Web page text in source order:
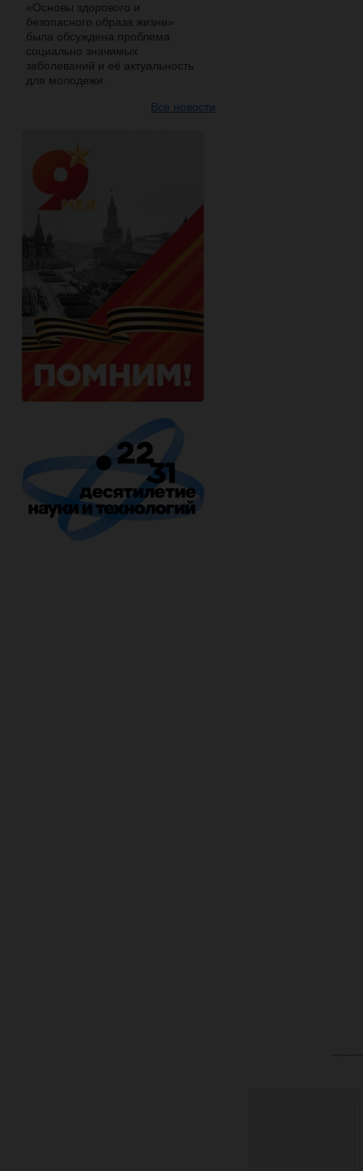
«Основы здорового и
безопасного образа жизни»
была обсуждена проблема
социально значимых
заболеваний и её актуальность
для молодежи.
Все новости